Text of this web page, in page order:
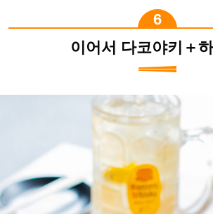
이어서 다코야키＋